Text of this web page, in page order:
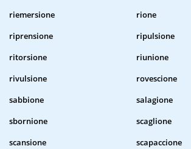
riemersione
rione
riprensione
ripulsione
ritorsione
riunione
rivulsione
rovescione
sabbione
salagione
sbornione
scaglione
scansione
scapaccione